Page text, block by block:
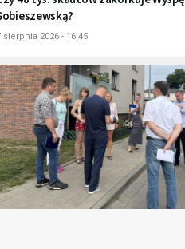
sierpnia 2026 - 16:45